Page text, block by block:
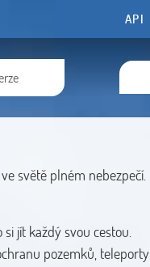
API
světě plném nebezpečí.
jít každý svou cestou.
pozemků, teleporty